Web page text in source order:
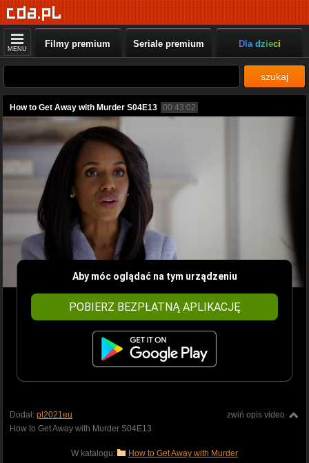
MENU Filmy premium Seriale premium Dla dzieci
szukaj
How to Get Away with Murder S04E13 00:43:02
Aby móc oglądać na tym urządzeniu
POBIERZ BEZPŁATNĄ APLIKACJĘ
zwiń opis video
Dodał: pl2021eu
How to Get Away with Murder S04E13
W katalogu: How to Get Away with Murder